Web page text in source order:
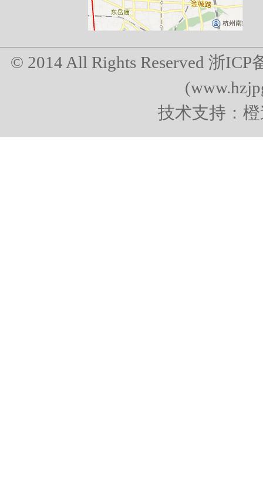
© 2014 All Rights Reserved 浙ICP
技术支持：